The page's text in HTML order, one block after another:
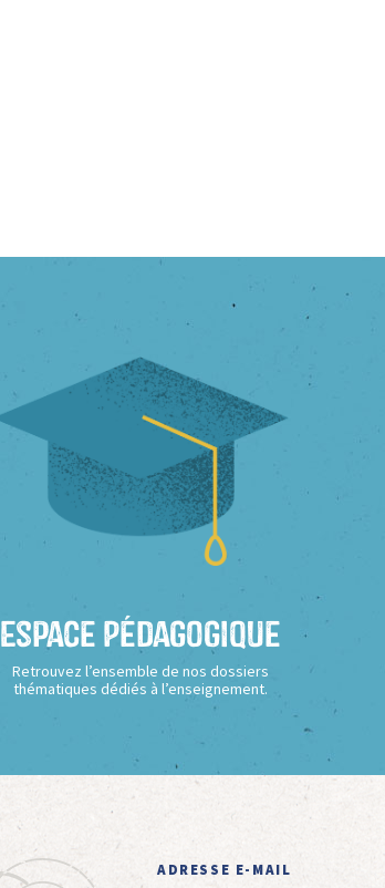
Espace Pédagogique
Retrouvez l’ensemble de nos dossiers
thématiques dédiés à l’enseignement.
ADRESSE E-MAIL